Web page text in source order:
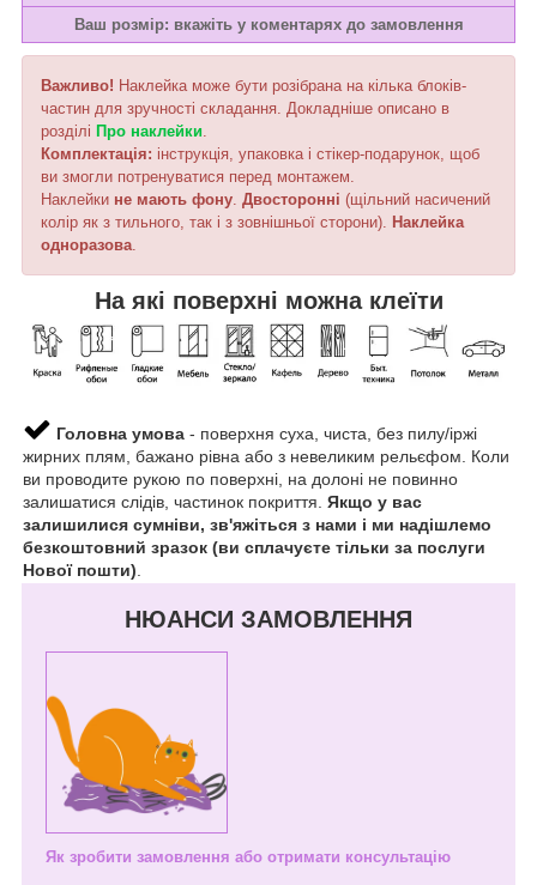
Ваш розмір: вкажіть у коментарях до замовлення
Важливо! Наклейка може бути розібрана на кілька блоків-
частин для зручності складання. Докладніше описано в
розділі Про наклейки.
Комплектація: інструкція, упаковка і стікер-подарунок, щоб
ви змогли потренуватися перед монтажем.
Наклейки не мають фону. Двосторонні (щільний насичений
колір як з тильного, так і з зовнішньої сторони). Наклейка
одноразова.
На які поверхні можна клеїти
Головна умова - поверхня суха, чиста, без пилу/іржі
жирних плям, бажано рівна або з невеликим рельєфом. Коли
ви проводите рукою по поверхні, на долоні не повинно
залишатися слідів, частинок покриття. Якщо у вас
залишилися сумніви, зв'яжіться з нами і ми надішлемо
безкоштовний зразок (ви сплачуєте тільки за послуги
Нової пошти).
НЮАНСИ ЗАМОВЛЕННЯ
Як зробити замовлення або отримати консультацію